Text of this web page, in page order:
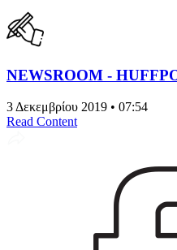
NEWSROOM -
3 Δεκεμβρίου 2019 • 07:54
Read Content